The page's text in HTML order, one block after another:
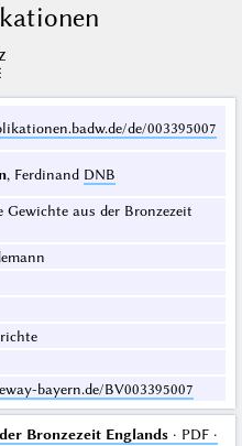
de/003395007
, Ferdinand DNB
Gewichte aus der Bronzezeit
bayern.de/BV003395007
Bronzezeit Englands· PDF ·